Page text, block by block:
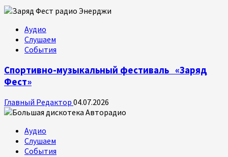
Аудио
Слушаем
События
Спортивно-музыкальный фестиваль «Заряд
Фест»
Главный Редактор 04.07.2026
Аудио
Слушаем
События